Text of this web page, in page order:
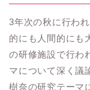
3年次の秋に行わ
的にも人間的にも
の研修施設で行わ
マについて深く議
樹奈の研究テーマ